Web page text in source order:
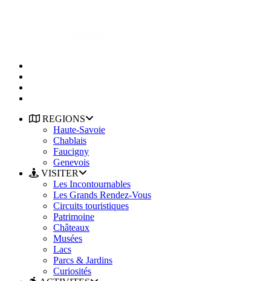
REGIONS
Haute-Savoie
Chablais
Faucigny
Genevois
VISITER
Les Incontournables
Les Grands Rendez-Vous
Circuits touristiques
Patrimoine
Châteaux
Musées
Lacs
Parcs & Jardins
Curiosités